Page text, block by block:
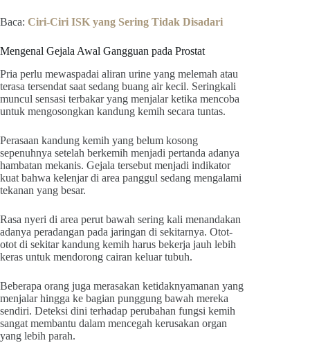
Baca: Ciri-Ciri ISK yang Sering Tidak Disadari
Mengenal Gejala Awal Gangguan pada Prostat
Pria perlu mewaspadai aliran urine yang melemah atau
terasa tersendat saat sedang buang air kecil. Seringkali
muncul sensasi terbakar yang menjalar ketika mencoba
untuk mengosongkan kandung kemih secara tuntas.
Perasaan kandung kemih yang belum kosong
sepenuhnya setelah berkemih menjadi pertanda adanya
hambatan mekanis. Gejala tersebut menjadi indikator
kuat bahwa kelenjar di area panggul sedang mengalami
tekanan yang besar.
Rasa nyeri di area perut bawah sering kali menandakan
adanya peradangan pada jaringan di sekitarnya. Otot-
otot di sekitar kandung kemih harus bekerja jauh lebih
keras untuk mendorong cairan keluar tubuh.
Beberapa orang juga merasakan ketidaknyamanan yang
menjalar hingga ke bagian punggung bawah mereka
sendiri. Deteksi dini terhadap perubahan fungsi kemih
sangat membantu dalam mencegah kerusakan organ
yang lebih parah.